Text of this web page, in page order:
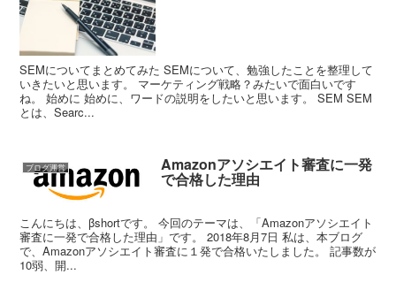
SEMについてまとめてみた SEMについて、勉強したことを整理して
いきたいと思います。 マーケティング戦略？みたいで面白いです
ね。 始めに 始めに、ワードの説明をしたいと思います。 SEM SEM
とは、Searc...
ブログ運営 Amazonアソシエイト審査に一発
で合格した理由
こんにちは、βshortです。 今回のテーマは、「Amazonアソシエイト
審査に一発で合格した理由」です。 2018年8月7日 私は、本ブログ
で、Amazonアソシエイト審査に１発で合格いたしました。 記事数が
10弱、開...